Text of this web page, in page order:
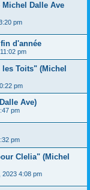
Michel Dalle Ave
pm
d'année
pm
Toits" (Michel
pm
Ave)
pm
pm
Clelia" (Michel
2023 4:08 pm